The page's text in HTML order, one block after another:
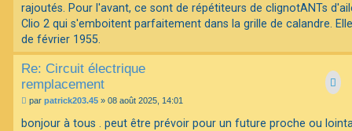
rajoutés. Pour l'avant, ce sont de répétiteurs de clignotANTs
Clio 2 qui s'emboitent parfaitement dans la grille de calandre.
de février 1955.
Re: Circuit électrique
remplacement
M
s
par patrick203.45 » 08 août 2025, 14:01
bonjour à tous . peut être prévoir pour un future proche ou